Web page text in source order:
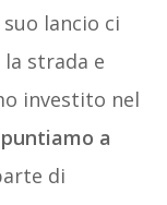
suo lancio ci
strada e
investito nel
a
di